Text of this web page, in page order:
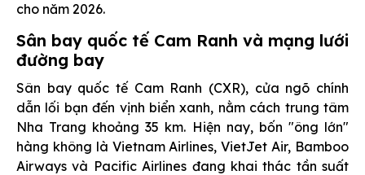
cho năm 2026.
Sân bay quốc tế Cam Ranh và mạng lưới
đường bay
Sân bay quốc tế Cam Ranh (CXR), cửa ngõ chính
dẫn lối bạn đến vịnh biển xanh, nằm cách trung tâm
Nha Trang khoảng 35 km. Hiện nay, bốn "ông lớn"
hàng không là Vietnam Airlines, VietJet Air, Bamboo
Airways và Pacific Airlines đang khai thác tần suất